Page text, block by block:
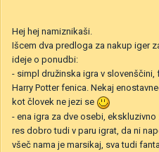
Hej hej namiznikaši.
Išcem dva predloga za nakup iger
ideje o ponudbi:
- simpl družinska igra v slovenščini,
Harry Potter fenica. Nekaj
kot človek ne jezi se
- ena igra za dve osebi,
res dobro tudi v paru igrat, da ni
všeč nama je marsikaj, sva tudi